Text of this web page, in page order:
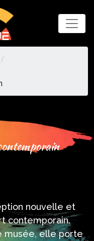
/
nouvelle et
contemporain.
musée, elle porte